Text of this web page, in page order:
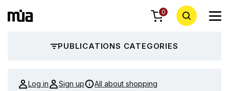
0
PUBLICATIONS CATEGORIES
Log in Sign up All about shopping